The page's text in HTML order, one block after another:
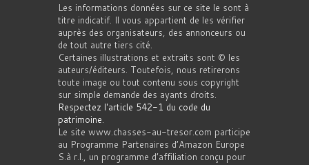
Les informations données sur ce site le sont à
titre indicatif. Il vous appartient de les vérifier
auprès des organisateurs, des annonceurs ou
de tout autre tiers cité.
Certaines illustrations et extraits sont © les
auteurs/éditeurs. Toutefois, nous retirerons
toute image ou tout contenu sous copyright
sur simple demande des ayants droits.
Respectez l'article 542-1 du code du
patrimoine.
Le site www.chasses-au-tresor.com participe
au Programme Partenaires d’Amazon Europe
S.à r.l., un programme d’affiliation conçu pour